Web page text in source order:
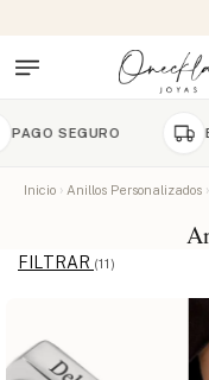
Inicio Anillos Personalizados
FILTRAR (11)